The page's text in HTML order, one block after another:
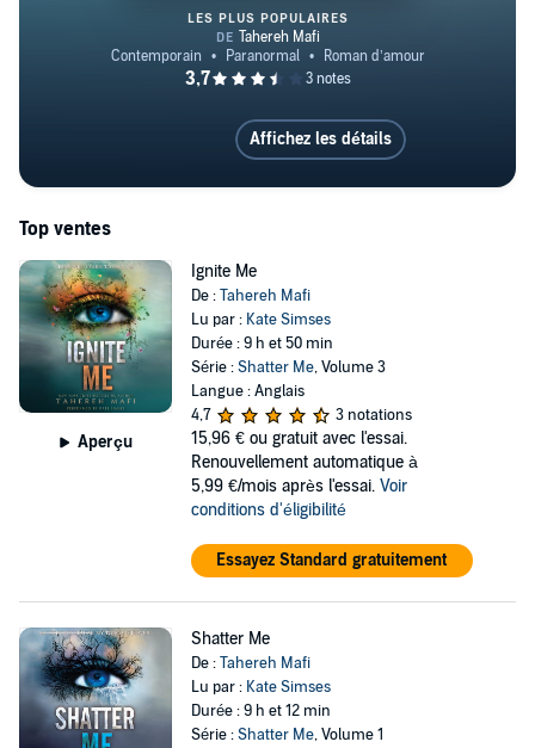
Unite Me
LES PLUS POPULAIRES
Affichez les détails
Top ventes
Aperçu
Ignite Me
De :Tahereh Mafi
Lu par : Kate Simses
Durée : 9 h et 50 min
Série :Shatter Me, Volume 3
Langue : Anglais
4,7
3 notations
15,96 € ou gratuit avec l'essai.
Renouvellement automatique à
5,99 €/mois après l'essai. Voir
conditions d'éligibilité
Essayez Standard gratuitement
Shatter Me
De :Tahereh Mafi
Lu par : Kate Simses
Durée : 9 h et 12 min
Série :Shatter Me, Volume 1